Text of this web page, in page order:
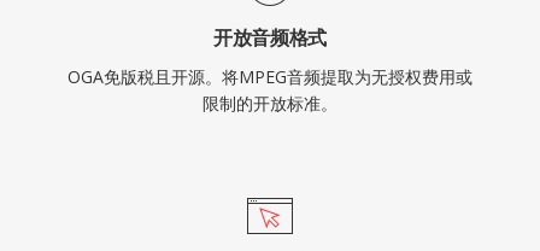
开放音频格式
OGA免版税且开源。将MPEG音频提取为无授权费用或
限制的开放标准。